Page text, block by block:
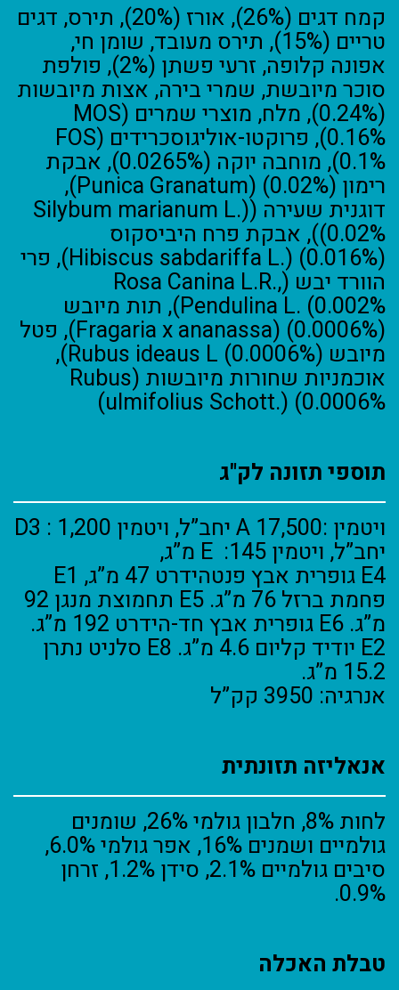
קמח דגים (26%), אורז (20%), תירס, דגים
טריים (15%), תירס מעובד, שומן חי,
אפונה קלופה, זרעי פשתן (2%), פולפת
סוכר מיובשת, שמרי בירה, אצות מיובשות
(0.24%), מלח, מוצרי שמרים (MOS
0.16%), פרוקטו-אוליגוסכרידים (FOS
0.1%), מוחבה יוקה (0.0265%), אבקת
רימון (Punica Granatum) (0.02%),
דוגנית שעירה (Silybum marianum L.)
(0.02%), אבקת פרח היביסקוס
(Hibiscus sabdariffa L.) (0.016%), פרי
הוורד יבש (Rosa Canina L.R.,
Pendulina L. (0.002%), תות מיובש
(Fragaria x ananassa) (0.0006%), פטל
מיובש (Rubus ideaus L (0.0006%),
אוכמניות שחורות מיובשות (Rubus
ulmifolius Schott.) (0.0006%)
תוספי תזונה לק"ג
ויטמין :A 17,500 יחב”ל, ויטמין D3 : 1,200
יחב”ל, ויטמין E :145 מ”ג,
E4 גופרית אבץ פנטהידרט 47 מ”ג, E1
פחמת ברזל 76 מ”ג. E5 תחמוצת מנגן 92
מ”ג. E6 גופרית אבץ חד-הידרט 192 מ”ג.
E2 יודיד קליום 4.6 מ”ג. E8 סלניט נתרן
15.2 מ”ג.
אנרגיה: 3950 קק”ל
אנאליזה תזונתית
לחות 8%, חלבון גולמי 26%, שומנים
גולמיים ושמנים 16%, אפר גולמי 6.0%,
סיבים גולמיים 2.1%, סידן 1.2%, זרחן
0.9%.
טבלת האכלה